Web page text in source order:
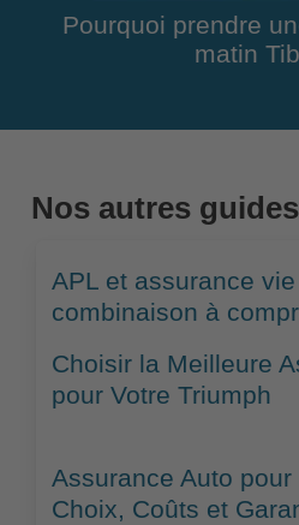
Pourquoi prendre
matin
Nos autres
APL et assurance
combinaison à
Choisir la Meilleure
pour Votre Triumph
Assurance Auto
Choix, Coûts et